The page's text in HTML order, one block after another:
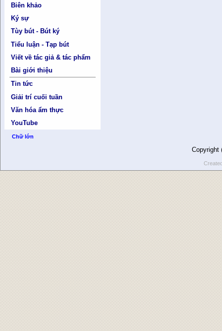
Biên khảo
Ký sự
Tùy bút - Bút ký
Tiểu luận - Tạp bút
Viết về tác giả & tác phẩm
Bài giới thiệu
Tin tức
Giải trí cuối tuần
Văn hóa ẩm thực
YouTube
Chữ lớn
Copyright